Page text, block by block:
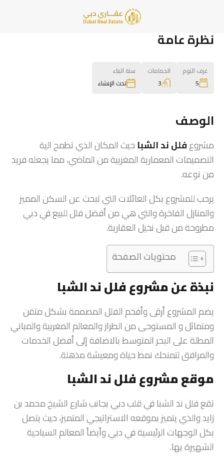
نظرة عامة
غرف النوم
5
الحمامات
3
سنة البناء
تحت الإنشاء
الوصف
مشروعفلل ند الشبا حيث المكان الذي تطمح الية
التصميمات المعمارية المغربية من الماضي، مما يجعله فريد
من نوعه.
يرحب للمشروع بكل العائلات التي تبحث عن السكن المميز
والمنازل الفاخرة والتي هي من أفضل فلل للبيع في دبي
مطروحة من قبل نخيل العقارية.
محتويات الصفحة
نبذة عن مشروع فلل ند الشبا
يضم المشروع أرقى وأفخم الفلل المصممة بشكل متقن
ومتماثل و المستوحى من الطراز والمعالم المغربية والمباني
المطلة على البحر المتوسط بالاضافة إلى أفضل الخدمات
والمرافق لتمنحك نمط حياة ومعيشة مذهلة.
موقع مشروع فلل ند الشبا
تقع فلل ند الشبا في قلب دبي بجانب شارع الشيخ محمد بن
زايد والذي يتميز بموقعه الاستراتيجي المتميز، حيث يتصل
بكل الوجهات الرئيسية في دبي وأيضاً المعالم السياحية
الشهيرة بها.